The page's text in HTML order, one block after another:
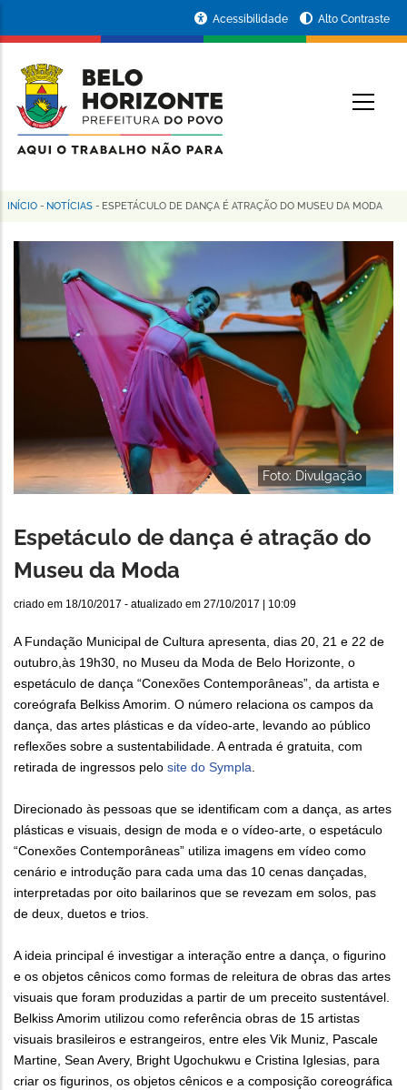
conteúdo
principal
da
Prefeitura
de
Horizonte
Acessibilidade Alto Contraste
Trilha
de
navegação
INÍCIO - NOTÍCIAS - ESPETÁCULO DE DANÇA É ATRAÇÃO DO MUSEU DA MODA
Foto: Divulgação
Espetáculo de dança é atração do
Museu da Moda
criado em 18/10/2017 - atualizado em 27/10/2017 | 10:09
A Fundação Municipal de Cultura apresenta, dias 20, 21 e 22 de
outubro,às 19h30, no Museu da Moda de Belo Horizonte, o
espetáculo de dança “Conexões Contemporâneas”, da artista e
coreógrafa Belkiss Amorim. O número relaciona os campos da
dança, das artes plásticas e da vídeo-arte, levando ao público
reflexões sobre a sustentabilidade. A entrada é gratuita, com
retirada de ingressos pelo site do Sympla.
Direcionado às pessoas que se identificam com a dança, as artes
plásticas e visuais, design de moda e o vídeo-arte, o espetáculo
“Conexões Contemporâneas” utiliza imagens em vídeo como
cenário e introdução para cada uma das 10 cenas dançadas,
interpretadas por oito bailarinos que se revezam em solos, pas
de deux, duetos e trios.
A ideia principal é investigar a interação entre a dança, o figurino
e os objetos cênicos como formas de releitura de obras das artes
visuais que foram produzidas a partir de um preceito sustentável.
Belkiss Amorim utilizou como referência obras de 15 artistas
visuais brasileiros e estrangeiros, entre eles Vik Muniz, Pascale
Martine, Sean Avery, Bright Ugochukwu e Cristina Iglesias, para
criar os figurinos, os objetos cênicos e a composição coreográfica